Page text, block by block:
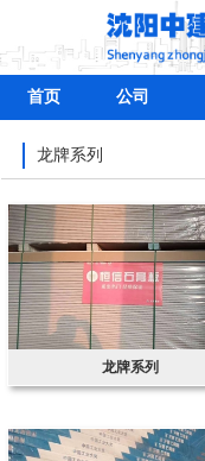
首页 公司
龙牌系列
龙牌系列